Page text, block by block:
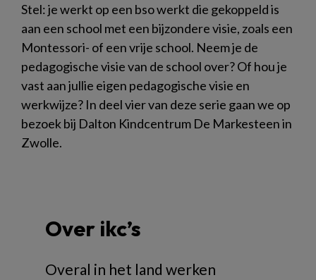
Stel: je werkt op een bso werkt die gekoppeld is
aan een school met een bijzondere visie, zoals een
Montessori- of een vrije school. Neem je de
pedagogische visie van de school over? Of hou je
vast aan jullie eigen pedagogische visie en
werkwijze? In deel vier van deze serie gaan we op
bezoek bij Dalton Kindcentrum De Markesteen in
Zwolle.
Over ikc’s
Overal in het land werken